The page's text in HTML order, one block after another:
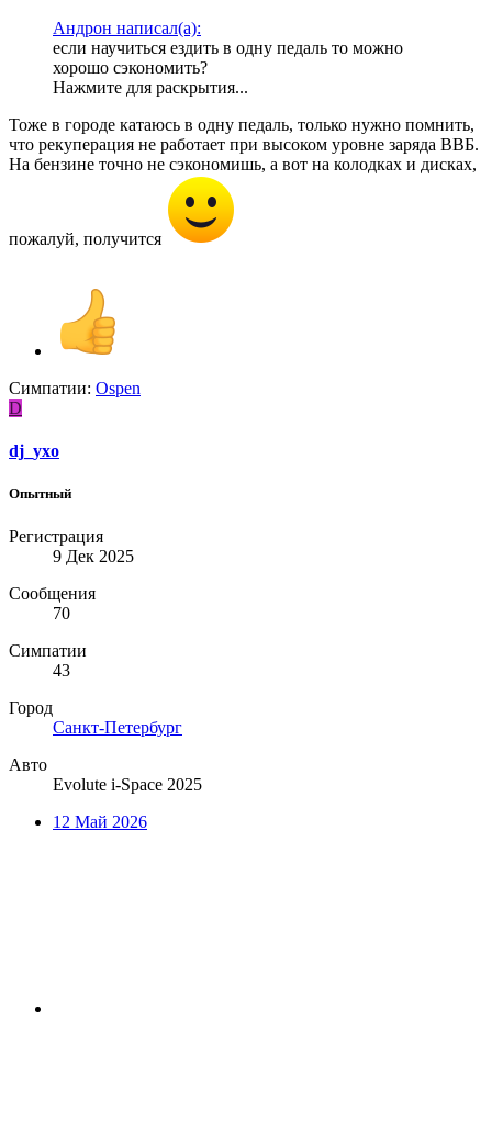
Андрон написал(а):
если научиться ездить в одну педаль то можно
хорошо сэкономить?
Нажмите для раскрытия...
Тоже в городе катаюсь в одну педаль, только нужно помнить,
что рекуперация не работает при высоком уровне заряда ВВБ.
На бензине точно не сэкономишь, а вот на колодках и дисках,
пожалуй, получится
Симпатии: Ospen
D
dj_yxo
Опытный
Регистрация
9 Дек 2025
Сообщения
70
Симпатии
43
Город
Санкт-Петербург
Авто
Evolute i-Space 2025
12 Май 2026